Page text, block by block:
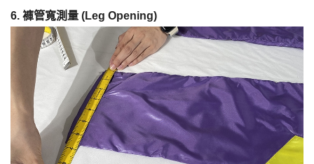
6. 褲管寬測量 (Leg Opening)